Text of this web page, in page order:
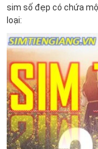
sim số đẹp có chứa
loại: